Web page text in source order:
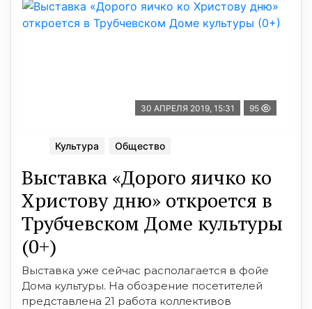
30 АПРЕЛЯ 2019, 15:31 95
Культура Общество
Выставка «Дорого яичко ко
Христову дню» откроется в
Трубчевском Доме культуры
(0+)
Выставка уже сейчас располагается в фойе
Дома культуры. На обозрение посетителей
представлена 21 работа коллективов